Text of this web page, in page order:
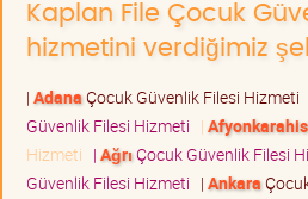
Kaplan File Çocuk
hizmetini verdiğimiz
| AdanaÇocuk Güvenlik Filesi Hizmeti
Güvenlik Filesi Hizmeti |
Hizmeti | AğrıÇocuk Güvenlik Filesi
Güvenlik Filesi Hizmeti | Ankara